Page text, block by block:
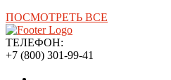
ПОСМОТРЕТЬ ВСЕ
ТЕЛЕФОН:
+7 (800) 301-99-41